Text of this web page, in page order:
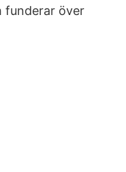
funderar över